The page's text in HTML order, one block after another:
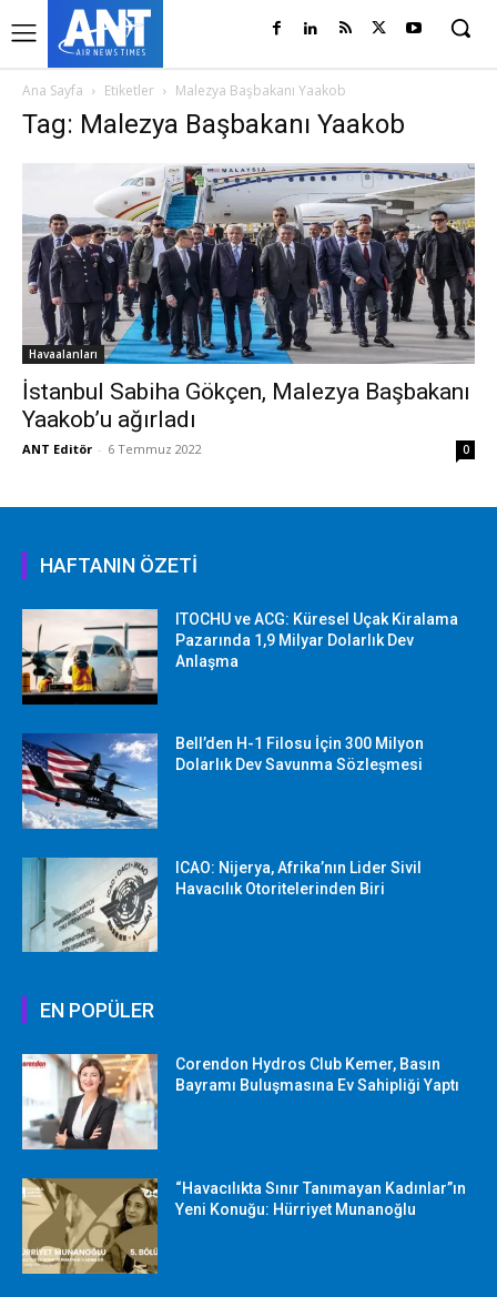
Ana Sayfa Etiketler Malezya Başbakanı Yaakob
Tag: Malezya Başbakanı Yaakob
Havaalanları
İstanbul Sabiha Gökçen, Malezya Başbakanı
Yaakob’u ağırladı
ANT Editör - 6 Temmuz 2022 0
HAFTANIN ÖZETİ
ITOCHU ve ACG: Küresel Uçak Kiralama
Pazarında 1,9 Milyar Dolarlık Dev
Anlaşma
Bell’den H-1 Filosu İçin 300 Milyon
Dolarlık Dev Savunma Sözleşmesi
ICAO: Nijerya, Afrika’nın Lider Sivil
Havacılık Otoritelerinden Biri
EN POPÜLER
Corendon Hydros Club Kemer, Basın
Bayramı Buluşmasına Ev Sahipliği Yaptı
“Havacılıkta Sınır Tanımayan Kadınlar”ın
Yeni Konuğu: Hürriyet Munanoğlu